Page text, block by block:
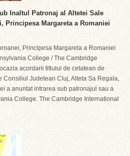
Inaltul Patronaj al Altetei Sale
Principesa Margareta a Romaniei
Principesa Margareta a Romaniei
College / The Cambridge
acordarii titlului de cetatean de
Consiliul Judetean Cluj, Alteta Sa Regala,
a anuntat intrarea sub patronajul sau a
College. The Cambridge International